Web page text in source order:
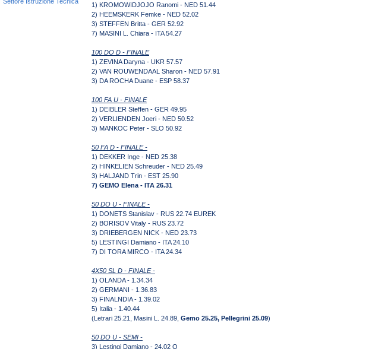
1) KROMOWIDJOJO Ranomi - NED 51.44
2) HEEMSKERK Femke - NED 52.02
3) STEFFEN Britta - GER 52.92
7) MASINI L. Chiara - ITA 54.27
100 DO D - FINALE
1) ZEVINA Daryna - UKR 57.57
2) VAN ROUWENDAAL Sharon - NED 57.91
3) DA ROCHA Duane - ESP 58.37
100 FA U - FINALE
1) DEIBLER Steffen - GER 49.95
2) VERLIENDEN Joeri - NED 50.52
3) MANKOC Peter - SLO 50.92
50 FA D - FINALE -
1) DEKKER Inge - NED 25.38
2) HINKELIEN Schreuder - NED 25.49
3) HALJAND Trin - EST 25.90
7) GEMO Elena - ITA 26.31
50 DO U - FINALE -
1) DONETS Stanislav - RUS 22.74 EUREK
2) BORISOV Vitaly - RUS 23.72
3) DRIEBERGEN NICK - NED 23.73
5) LESTINGI Damiano - ITA 24.10
7) DI TORA MIRCO - ITA 24.34
4X50 SL D - FINALE -
1) OLANDA - 1.34.34
2) GERMANI - 1.36.83
3) FINALNDIA - 1.39.02
5) Italia - 1.40.44
(Letrari 25.21, Masini L. 24.89, Gemo 25.25, Pellegrini 25.09)
50 DO U - SEMI -
3) Lestingi Damiano - 24.02 Q